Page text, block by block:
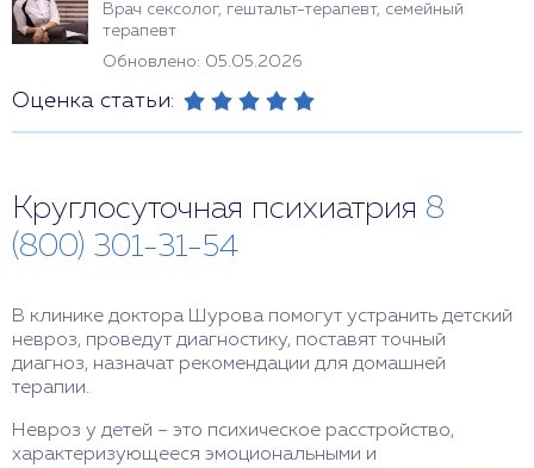
Врач сексолог, гештальт-терапевт, семейный
терапевт
Обновлено: 05.05.2026
Оценка статьи:
Круглосуточная психиатрия 8
(800) 301-31-54
В клинике доктора Шурова помогут устранить детский
невроз, проведут диагностику, поставят точный
диагноз, назначат рекомендации для домашней
терапии.
Невроз у детей – это психическое расстройство,
характеризующееся эмоциональными и